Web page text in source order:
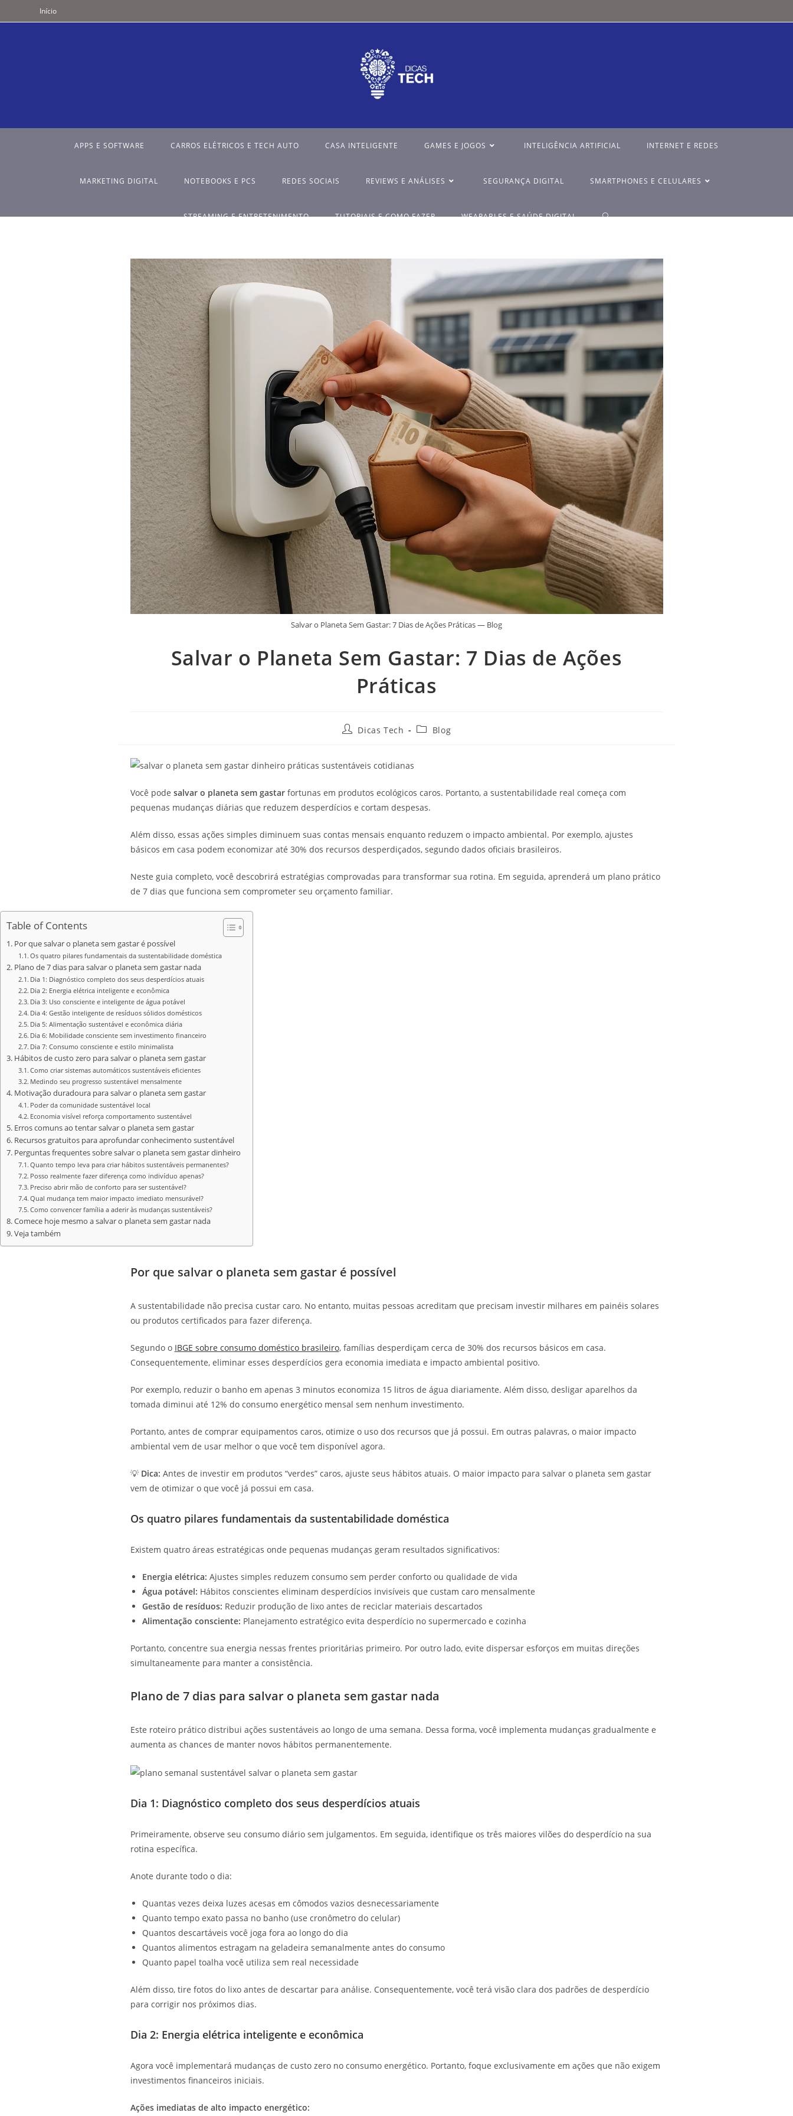
Início
APPS E SOFTWARE CARROS ELÉTRICOS E TECH AUTO CASA INTELIGENTE GAMES E JOGOS INTELIGÊNCIA ARTIFICIAL INTERNET E REDES
MARKETING DIGITAL NOTEBOOKS E PCS REDES SOCIAIS REVIEWS E ANÁLISES SEGURANÇA DIGITAL SMARTPHONES E CELULARES
STREAMING E ENTRETENIMENTO TUTORIAIS E COMO FAZER WEARABLES E SAÚDE DIGITAL
Salvar o Planeta Sem Gastar: 7 Dias de Ações Práticas — Blog
Salvar o Planeta Sem Gastar: 7 Dias de Ações
Práticas
Dicas Tech Blog
Você pode salvar o planeta sem gastarfortunas em produtos ecológicos caros. Portanto, a sustentabilidade real começa com
pequenas mudanças diárias que reduzem desperdícios e cortam despesas.
Além disso, essas ações simples diminuem suas contas mensais enquanto reduzem o impacto ambiental. Por exemplo, ajustes
básicos em casa podem economizar até 30% dos recursos desperdiçados, segundo dados oficiais brasileiros.
Neste guia completo, você descobrirá estratégias comprovadas para transformar sua rotina. Em seguida, aprenderá um plano prático
de 7 dias que funciona sem comprometer seu orçamento familiar.
Table of Contents
Por que salvar o planeta sem gastar é possível
Os quatro pilares fundamentais da sustentabilidade doméstica
Plano de 7 dias para salvar o planeta sem gastar nada
Dia 1: Diagnóstico completo dos seus desperdícios atuais
Dia 2: Energia elétrica inteligente e econômica
Dia 3: Uso consciente e inteligente de água potável
Dia 4: Gestão inteligente de resíduos sólidos domésticos
Dia 5: Alimentação sustentável e econômica diária
Dia 6: Mobilidade consciente sem investimento financeiro
Dia 7: Consumo consciente e estilo minimalista
Hábitos de custo zero para salvar o planeta sem gastar
Como criar sistemas automáticos sustentáveis eficientes
Medindo seu progresso sustentável mensalmente
Motivação duradoura para salvar o planeta sem gastar
Poder da comunidade sustentável local
Economia visível reforça comportamento sustentável
Erros comuns ao tentar salvar o planeta sem gastar
Recursos gratuitos para aprofundar conhecimento sustentável
Perguntas frequentes sobre salvar o planeta sem gastar dinheiro
Quanto tempo leva para criar hábitos sustentáveis permanentes?
Posso realmente fazer diferença como indivíduo apenas?
Preciso abrir mão de conforto para ser sustentável?
Qual mudança tem maior impacto imediato mensurável?
Como convencer família a aderir às mudanças sustentáveis?
Comece hoje mesmo a salvar o planeta sem gastar nada
Veja também
Por que salvar o planeta sem gastar é possível
A sustentabilidade não precisa custar caro. No entanto, muitas pessoas acreditam que precisam investir milhares em painéis solares
ou produtos certificados para fazer diferença.
Segundo o IBGE sobre consumo doméstico brasileiro, famílias desperdiçam cerca de 30% dos recursos básicos em casa.
Consequentemente, eliminar esses desperdícios gera economia imediata e impacto ambiental positivo.
Por exemplo, reduzir o banho em apenas 3 minutos economiza 15 litros de água diariamente. Além disso, desligar aparelhos da
tomada diminui até 12% do consumo energético mensal sem nenhum investimento.
Portanto, antes de comprar equipamentos caros, otimize o uso dos recursos que já possui. Em outras palavras, o maior impacto
ambiental vem de usar melhor o que você tem disponível agora.
💡 Dica: Antes de investir em produtos “verdes” caros, ajuste seus hábitos atuais. O maior impacto para salvar o planeta sem gastar
vem de otimizar o que você já possui em casa.
Os quatro pilares fundamentais da sustentabilidade doméstica
Existem quatro áreas estratégicas onde pequenas mudanças geram resultados significativos:
Energia elétrica: Ajustes simples reduzem consumo sem perder conforto ou qualidade de vida
Água potável: Hábitos conscientes eliminam desperdícios invisíveis que custam caro mensalmente
Gestão de resíduos: Reduzir produção de lixo antes de reciclar materiais descartados
Alimentação consciente: Planejamento estratégico evita desperdício no supermercado e cozinha
Portanto, concentre sua energia nessas frentes prioritárias primeiro. Por outro lado, evite dispersar esforços em muitas direções
simultaneamente para manter a consistência.
Plano de 7 dias para salvar o planeta sem gastar nada
Este roteiro prático distribui ações sustentáveis ao longo de uma semana. Dessa forma, você implementa mudanças gradualmente e
aumenta as chances de manter novos hábitos permanentemente.
Dia 1: Diagnóstico completo dos seus desperdícios atuais
Primeiramente, observe seu consumo diário sem julgamentos. Em seguida, identifique os três maiores vilões do desperdício na sua
rotina específica.
Anote durante todo o dia:
Quantas vezes deixa luzes acesas em cômodos vazios desnecessariamente
Quanto tempo exato passa no banho (use cronômetro do celular)
Quantos descartáveis você joga fora ao longo do dia
Quantos alimentos estragam na geladeira semanalmente antes do consumo
Quanto papel toalha você utiliza sem real necessidade
Além disso, tire fotos do lixo antes de descartar para análise. Consequentemente, você terá visão clara dos padrões de desperdício
para corrigir nos próximos dias.
Dia 2: Energia elétrica inteligente e econômica
Agora você implementará mudanças de custo zero no consumo energético. Portanto, foque exclusivamente em ações que não exigem
investimentos financeiros iniciais.
Ações imediatas de alto impacto energético: